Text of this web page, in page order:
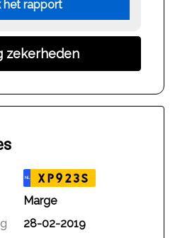
het rapport
zekerheden
NL XP923S
Marge
28-02-2019